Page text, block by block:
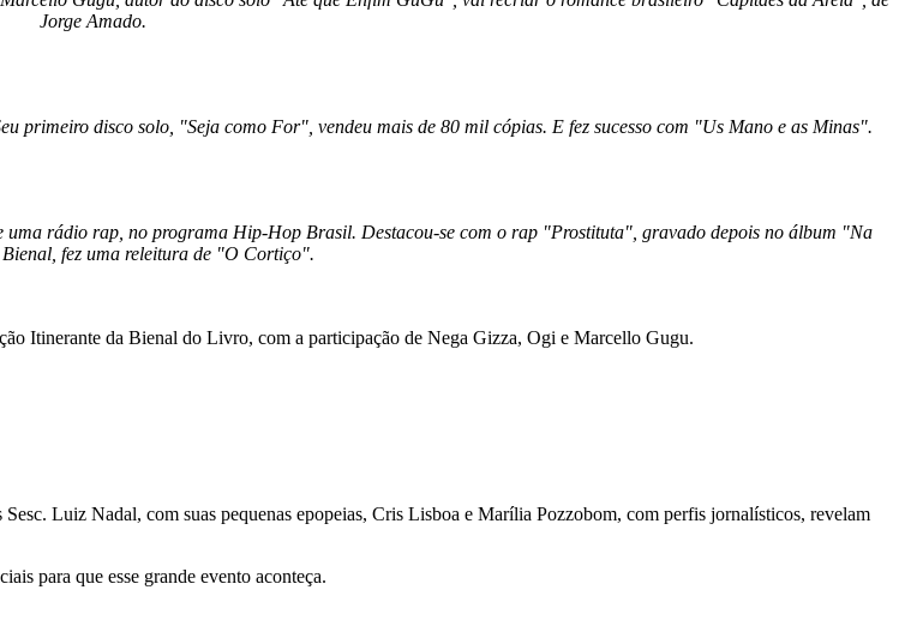
Jorge Amado.
primeiro disco solo, "Seja como For", vendeu mais de 80 mil cópias. E fez sucesso com "Us Mano e as Minas".
rádio rap, no programa Hip-Hop Brasil. Destacou-se com o rap "Prostituta", gravado depois no álbum "Na
fez uma releitura de "O Cortiço".
Itinerante da Bienal do Livro, com a participação de Nega Gizza, Ogi e Marcello Gugu.
Luiz Nadal, com suas pequenas epopeias, Cris Lisboa e Marília Pozzobom, com perfis jornalísticos, revelam
para que esse grande evento aconteça.